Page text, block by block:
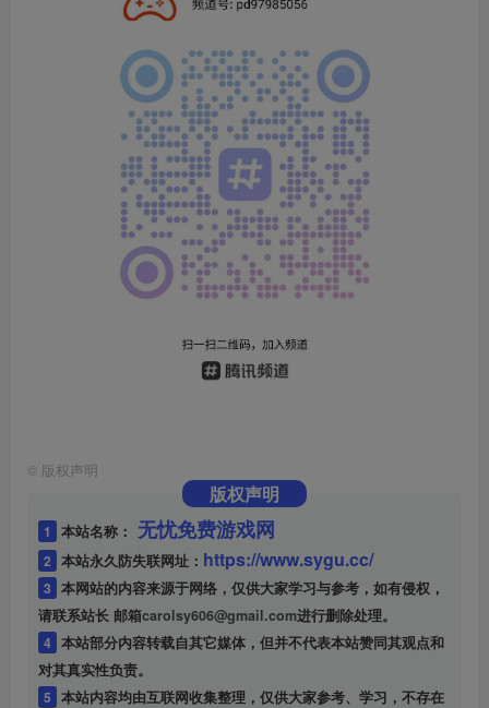
© 版权声明
版权声明
1 本站名称： 无忧免费游戏网
2 本站永久防失联网址： https://www.sygu.cc/
3 本网站的内容来源于网络，仅供大家学习与参考，如有侵权，
请联系站长 邮箱carolsy606@gmail.com进行删除处理。
4 本站部分内容转载自其它媒体，但并不代表本站赞同其观点和
对其真实性负责。
5